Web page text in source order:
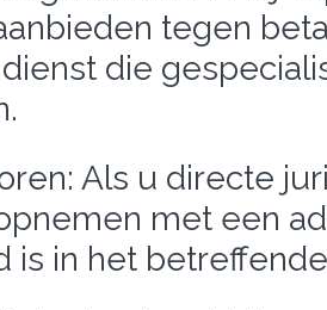
tegen
die
Als u directe
met een
is in het